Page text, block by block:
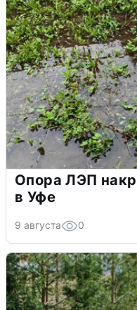
Опора ЛЭП
в Уфе
9 августа 0